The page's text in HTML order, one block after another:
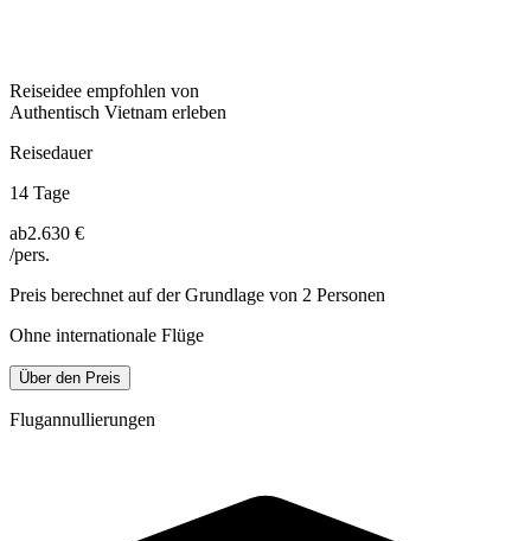
Reiseidee empfohlen von
Authentisch Vietnam erleben
Reisedauer
14 Tage
ab2.630 €
/pers.
Preis berechnet auf der Grundlage von 2 Personen
Ohne internationale Flüge
Über den Preis
Flugannullierungen